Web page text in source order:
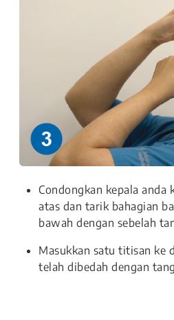
Condongkan kepala anda
atas dan tarik bahagian
bawah dengan sebelah
Masukkan satu titisan ke
telah dibedah dengan